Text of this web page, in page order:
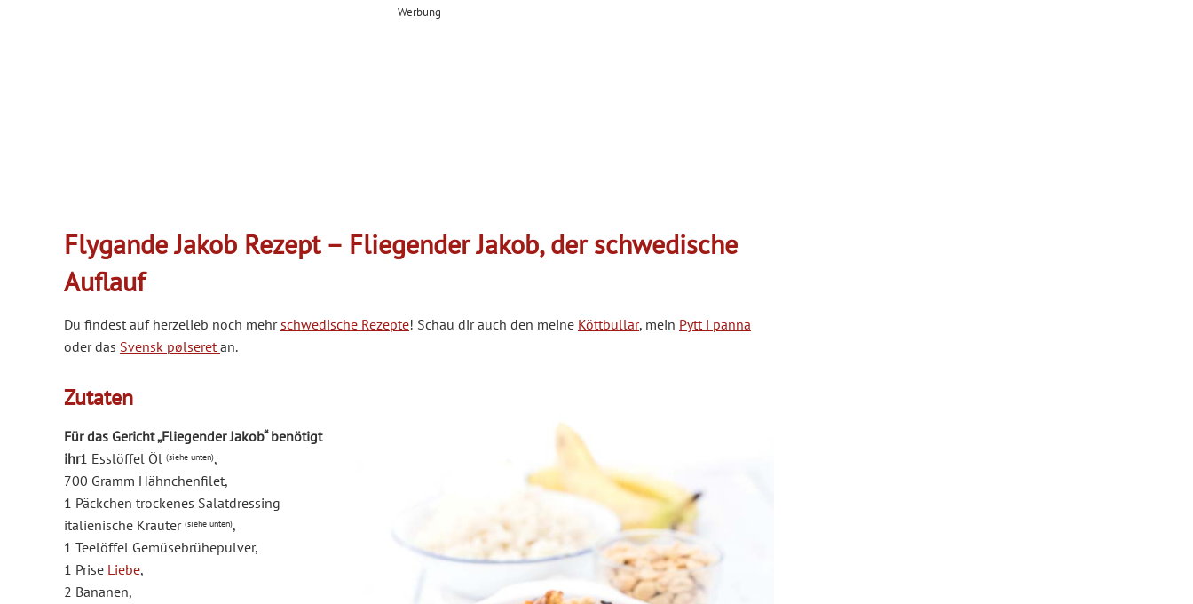
Werbung
Flygande Jakob Rezept – Fliegender Jakob, der schwedische
Auflauf
Du findest auf herzelieb noch mehrschwedische Rezepte! Schau dir auch den meine Köttbullar, mein Pytt i panna
oder das Svensk pølseretan.
Zutaten
Für das Gericht „Fliegender Jakob“ benötigt
ihr1 Esslöffel Öl (siehe unten),
700 Gramm Hähnchenfilet,
1 Päckchen trockenes Salatdressing
italienische Kräuter (siehe unten),
1 Teelöffel Gemüsebrühepulver,
1 Prise Liebe,
2 Bananen,